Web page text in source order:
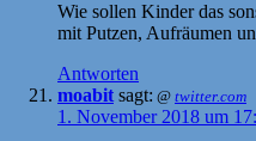
Wie sollen Kinder das
mit Putzen, Aufräumen
Antworten
moabit sagt: @ twitter.com
1. November 2018 um